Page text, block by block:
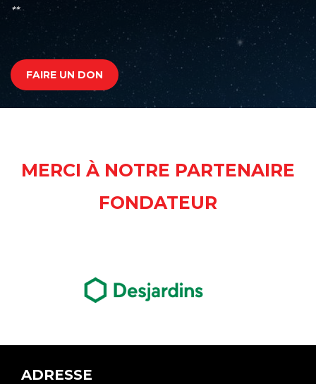
**
FAIRE UN DON
MERCI À NOTRE PARTENAIRE
FONDATEUR
ADRESSE